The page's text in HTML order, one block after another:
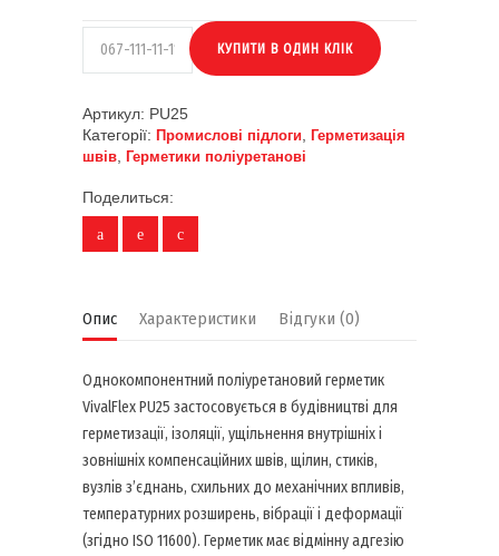
Артикул: PU25
Категорії: Промислові підлоги Герметизація
швів Герметики поліуретанові
Поделиться:
Опис Характеристики Відгуки (0)
Однокомпонентний поліуретановий герметик
VivalFlex PU25 застосовується в будівництві для
герметизації, ізоляції, ущільнення внутрішніх і
зовнішніх компенсаційних швів, щілин, стиків,
вузлів з’єднань, схильних до механічних впливів,
температурних розширень, вібрації і деформації
(згідно ISO 11600). Герметик має відмінну адгезію